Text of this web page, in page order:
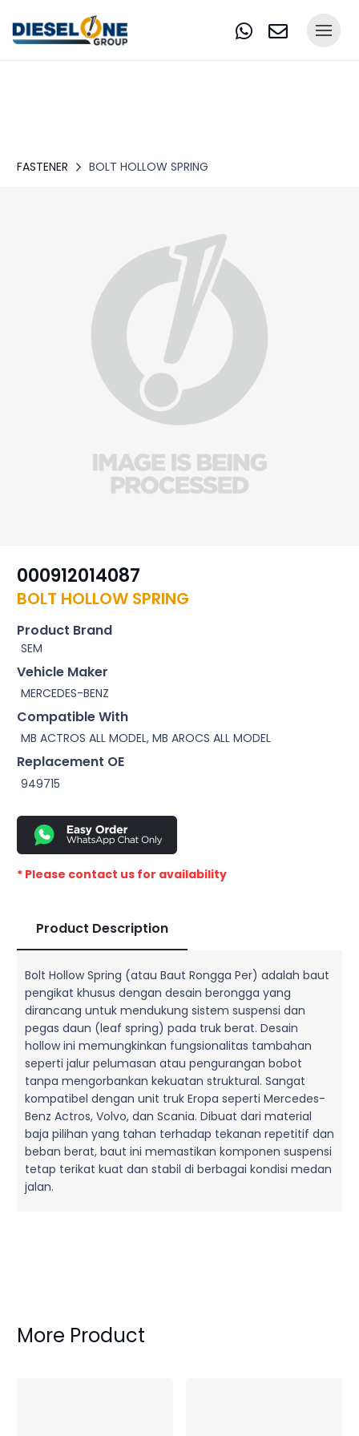
FASTENER BOLT HOLLOW SPRING
000912014087
BOLT HOLLOW SPRING
Product Brand
SEM
Vehicle Maker
MERCEDES-BENZ
Compatible With
MB ACTROS ALL MODEL, MB AROCS ALL MODEL
Replacement OE
949715
* Please contact us for availability
Product Description
Bolt Hollow Spring (atau Baut Rongga Per) adalah baut
pengikat khusus dengan desain berongga yang
dirancang untuk mendukung sistem suspensi dan
pegas daun (leaf spring) pada truk berat. Desain
hollow ini memungkinkan fungsionalitas tambahan
seperti jalur pelumasan atau pengurangan bobot
tanpa mengorbankan kekuatan struktural. Sangat
kompatibel dengan unit truk Eropa seperti Mercedes-
Benz Actros, Volvo, dan Scania. Dibuat dari material
baja pilihan yang tahan terhadap tekanan repetitif dan
beban berat, baut ini memastikan komponen suspensi
tetap terikat kuat dan stabil di berbagai kondisi medan
jalan.
More Product